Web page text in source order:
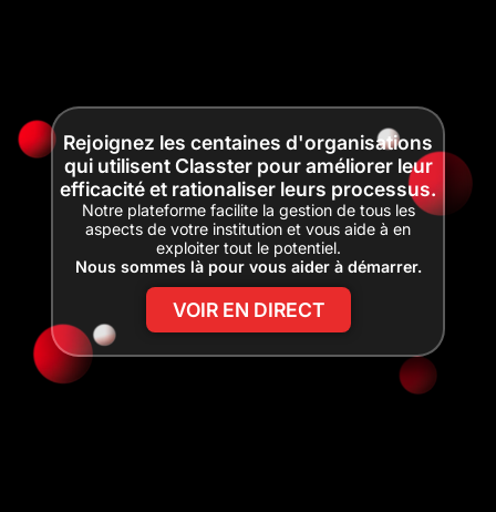
Rejoignez les centaines d'organisations
qui utilisent Classter pour améliorer leur
efficacité et rationaliser leurs processus.
Notre plateforme facilite la gestion de tous les
aspects de votre institution et vous aide à en
exploiter tout le potentiel.
Nous sommes là pour vous aider à démarrer.
VOIR EN DIRECT